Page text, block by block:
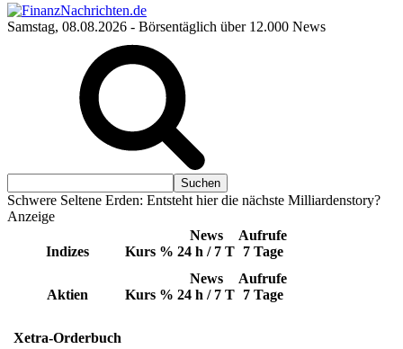
Samstag, 08.08.2026 - Börsentäglich über 12.000 News
Schwere Seltene Erden: Entsteht hier die nächste Milliardenstory?
Anzeige
Indizes Kurs %
News
24 h / 7 T
Aufrufe
7 Tage
Aktien Kurs %
News
24 h / 7 T
Aufrufe
7 Tage
Xetra-Orderbuch